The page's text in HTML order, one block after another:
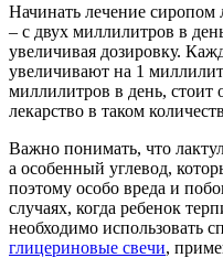
Начинать лечение сиропом
– с двух миллилитров в
увеличивая дозировку.
увеличивают на 1
миллилитров в день, стоит
лекарство в таком
Важно понимать, что
а особенный углевод,
поэтому особо вреда и
случаях, когда ребенок
необходимо использовать
глицериновые свечи,